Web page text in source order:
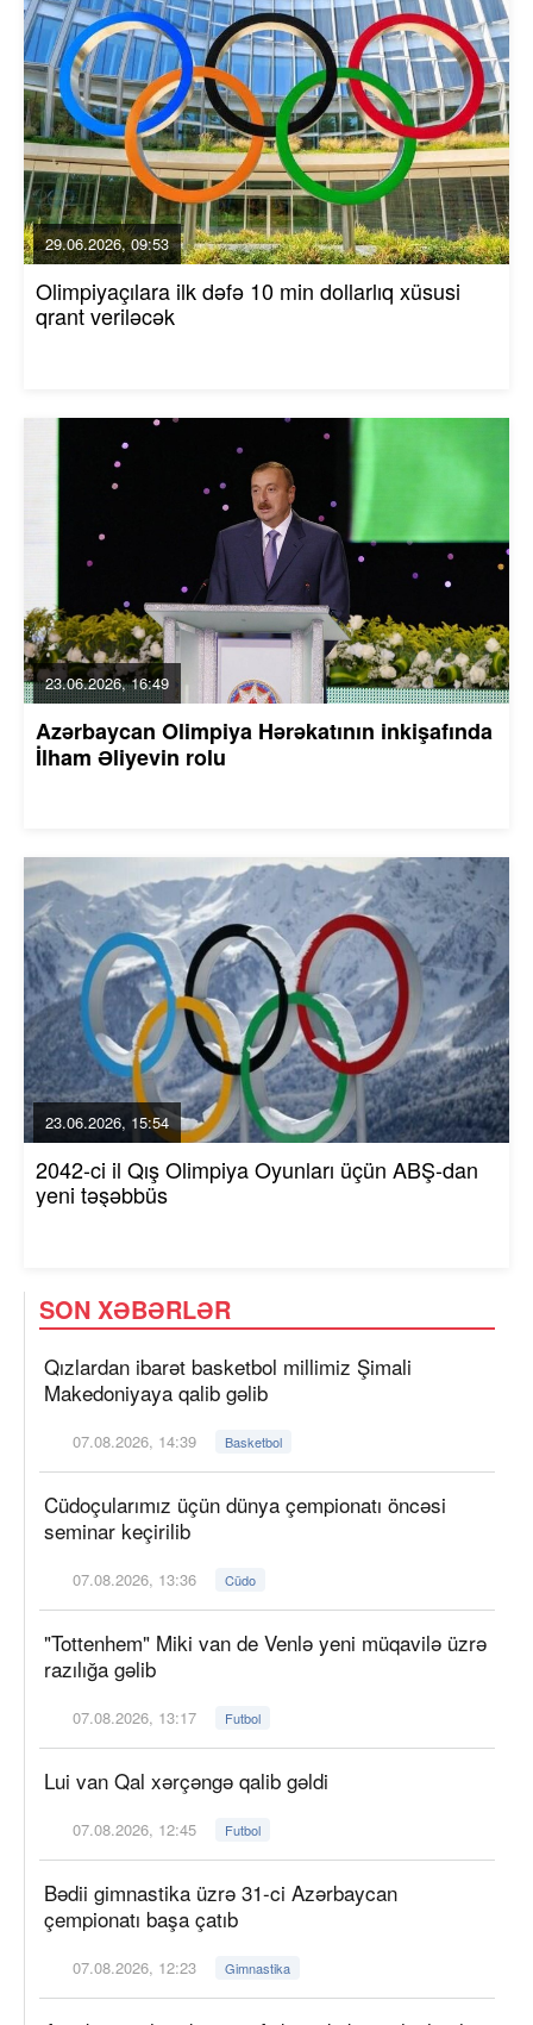
29.06.2026, 09:53
Olimpiyaçılara ilk dəfə 10 min dollarlıq xüsusi
qrant veriləcək
23.06.2026, 16:49
Azərbaycan Olimpiya Hərəkatının inkişafında
İlham Əliyevin rolu
23.06.2026, 15:54
2042-ci il Qış Olimpiya Oyunları üçün ABŞ-dan
yeni təşəbbüs
SON XƏBƏRLƏR
Qızlardan ibarət basketbol millimiz Şimali
Makedoniyaya qalib gəlib
07.08.2026, 14:39 Basketbol
Cüdoçularımız üçün dünya çempionatı öncəsi
seminar keçirilib
07.08.2026, 13:36 Cüdo
"Tottenhem" Miki van de Venlə yeni müqavilə üzrə
razılığa gəlib
07.08.2026, 13:17 Futbol
Lui van Qal xərçəngə qalib gəldi
07.08.2026, 12:45 Futbol
Bədii gimnastika üzrə 31-ci Azərbaycan
çempionatı başa çatıb
07.08.2026, 12:23 Gimnastika